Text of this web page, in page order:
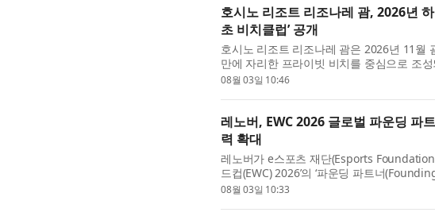
호시노 리조트 리조나레 괌, 2026년
초 비치클럽’ 공개
호시노 리조트 리조나레 괌은 2026년 11월
만에 자리한 프라이빗 비치를 중심으로 조
로(Chamorro) 문화를 경험할 수 있는 다양한
08월 03일 10:46
레노버, EWC 2026 글로벌 파운딩 파
력 확대
레노버가 e스포츠 재단(Esports
드컵(EWC) 2026’의 ‘파운딩 파트너
바이스로 세계 최대 e스포츠 대회를 지원한
08월 03일 10:33